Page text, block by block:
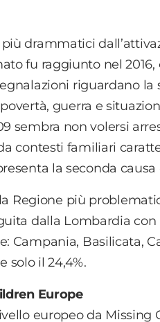
drammatici
fu raggiunto nel
riguardano
guerra e
sembra non volersi
contesti familiari
la seconda
Regione più
dalla Lombardia
Campania, Basilicata,
solo il 24,4%.
Europe
europeo da Missing